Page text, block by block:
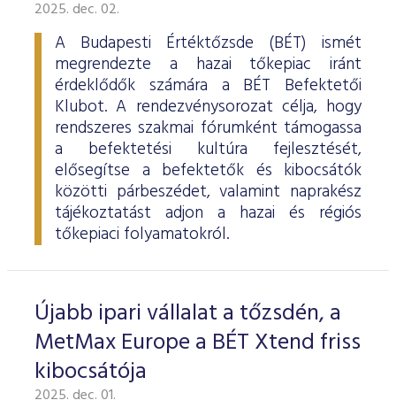
ESG Útmutató
2025. dec. 02.
A Budapesti Értéktőzsde (BÉT) ismét
megrendezte a hazai tőkepiac iránt
érdeklődők számára a BÉT Befektetői
Klubot. A rendezvénysorozat célja, hogy
rendszeres szakmai fórumként támogassa
a befektetési kultúra fejlesztését,
elősegítse a befektetők és kibocsátók
közötti párbeszédet, valamint naprakész
tájékoztatást adjon a hazai és régiós
tőkepiaci folyamatokról.
Újabb ipari vállalat a tőzsdén, a
MetMax Europe a BÉT Xtend friss
kibocsátója
2025. dec. 01.